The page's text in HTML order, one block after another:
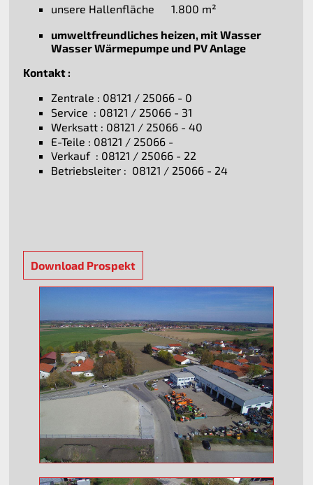
unsere Hallenfläche 1.800 m²
umweltfreundliches heizen, mit Wasser
Wasser Wärmepumpe und PV Anlage
Kontakt :
Zentrale : 08121 / 25066 - 0
Service : 08121 / 25066 - 31
Werksatt : 08121 / 25066 - 40
E-Teile : 08121 / 25066 -
Verkauf : 08121 / 25066 - 22
Betriebsleiter : 08121 / 25066 - 24
Download Prospekt